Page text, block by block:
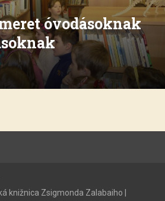
óvodásoknak
knižnica Zsigmonda Zalabaiho |